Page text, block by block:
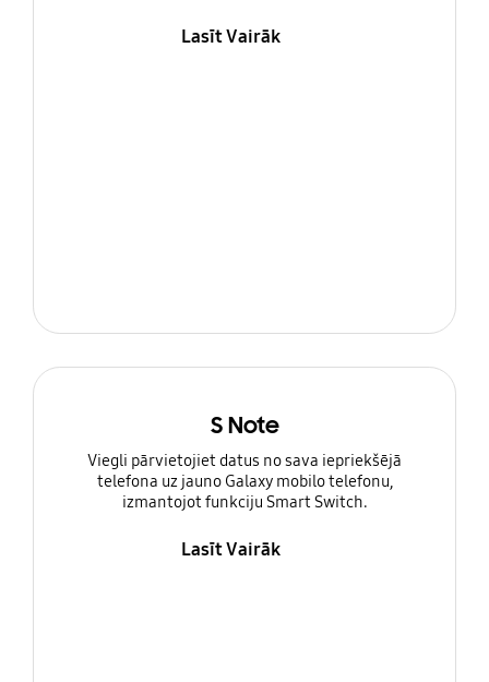
Lasīt Vairāk
S Note
Viegli pārvietojiet datus no sava iepriekšējā
telefona uz jauno Galaxy mobilo telefonu,
izmantojot funkciju Smart Switch.
Lasīt Vairāk